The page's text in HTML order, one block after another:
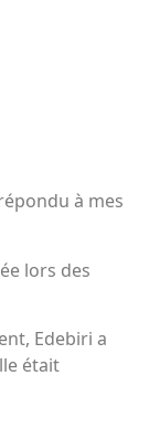
à mes
lors des
Edebiri a
était